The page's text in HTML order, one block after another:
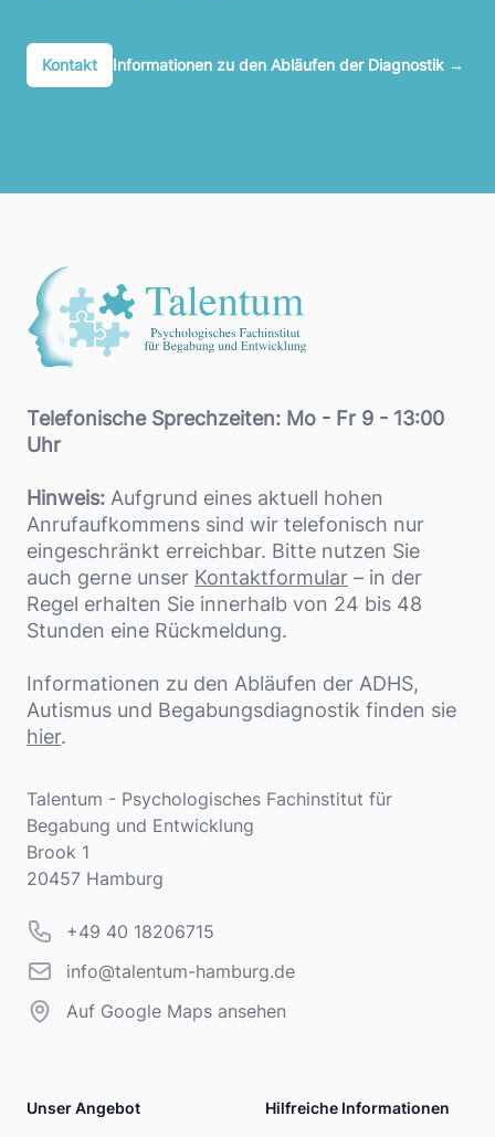
Kontakt Informationen zu den Abläufen der Diagnostik →
Telefonische Sprechzeiten: Mo - Fr 9 - 13:00
Uhr
Hinweis: Aufgrund eines aktuell hohen
Anrufaufkommens sind wir telefonisch nur
eingeschränkt erreichbar. Bitte nutzen Sie
auch gerne unser Kontaktformular – in der
Regel erhalten Sie innerhalb von 24 bis 48
Stunden eine Rückmeldung.
Informationen zu den Abläufen der ADHS,
Autismus und Begabungsdiagnostik finden sie
hier.
Adresse
Talentum - Psychologisches Fachinstitut für
Begabung und Entwicklung
Brook 1
20457 Hamburg
Telefonnummer
+49 40 18206715
info@talentum-hamburg.de
info@talentum-hamburg.de
Auf Google Maps ansehen
Unser Angebot Hilfreiche Informationen